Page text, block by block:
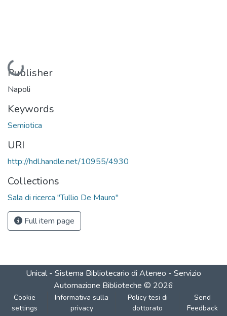
Loading...
Publisher
Napoli
Keywords
Semiotica
URI
http://hdl.handle.net/10955/4930
Collections
Sala di ricerca "Tullio De Mauro"
Full item page
Unical - Sistema Bibliotecario di Ateneo - Servizio
Automazione Biblioteche © 2026
Cookie
settings
Informativa sulla
privacy
Policy tesi di
dottorato
Send
Feedback